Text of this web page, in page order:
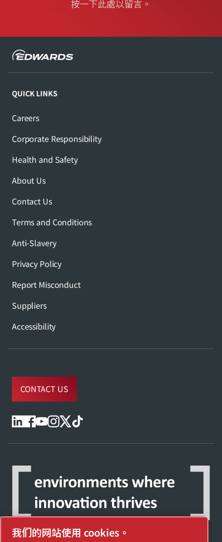
按一下此處以留言。
QUICK LINKS
Careers
Corporate Responsibility
Health and Safety
About Us
Contact Us
Terms and Conditions
Anti-Slavery
Privacy Policy
Report Misconduct
Suppliers
Accessibility
CONTACT US
我们的网站使用 cookies。